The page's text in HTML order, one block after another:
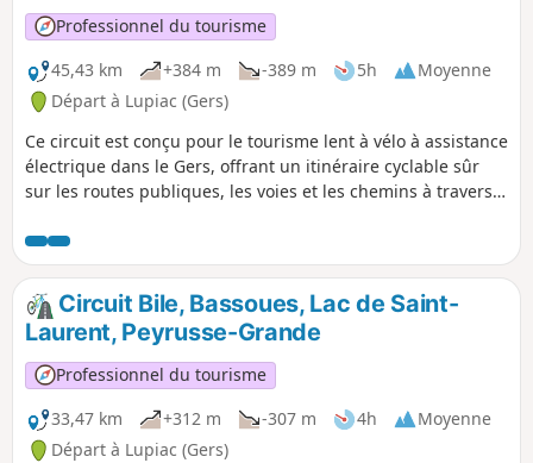
Professionnel du tourisme
45,43 km
+384 m -389 m 5h
Moyenne
Départ à Lupiac (Gers)
Ce circuit est conçu pour le tourisme lent à vélo à assistance
électrique dans le Gers, offrant un itinéraire cyclable sûr
sur les routes publiques, les voies et les chemins à travers
passant par une belle campagne et suivre ensuite la Route
Européenne de D'Artagnan sur 8 km
Circuit Bile, Bassoues, Lac de Saint-
Laurent, Peyrusse-Grande
Professionnel du tourisme
33,47 km
+312 m -307 m 4h
Moyenne
Départ à Lupiac (Gers)